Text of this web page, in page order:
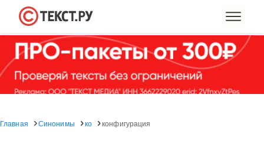
Главная Синонимы ко конфигурация